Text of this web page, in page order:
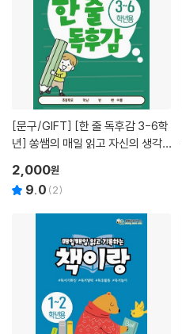
[문구/GIFT]
년] 쏭쌤의 매일 읽고 자신의 생각
쌤교육연구소
2,000원
9.0 (2)